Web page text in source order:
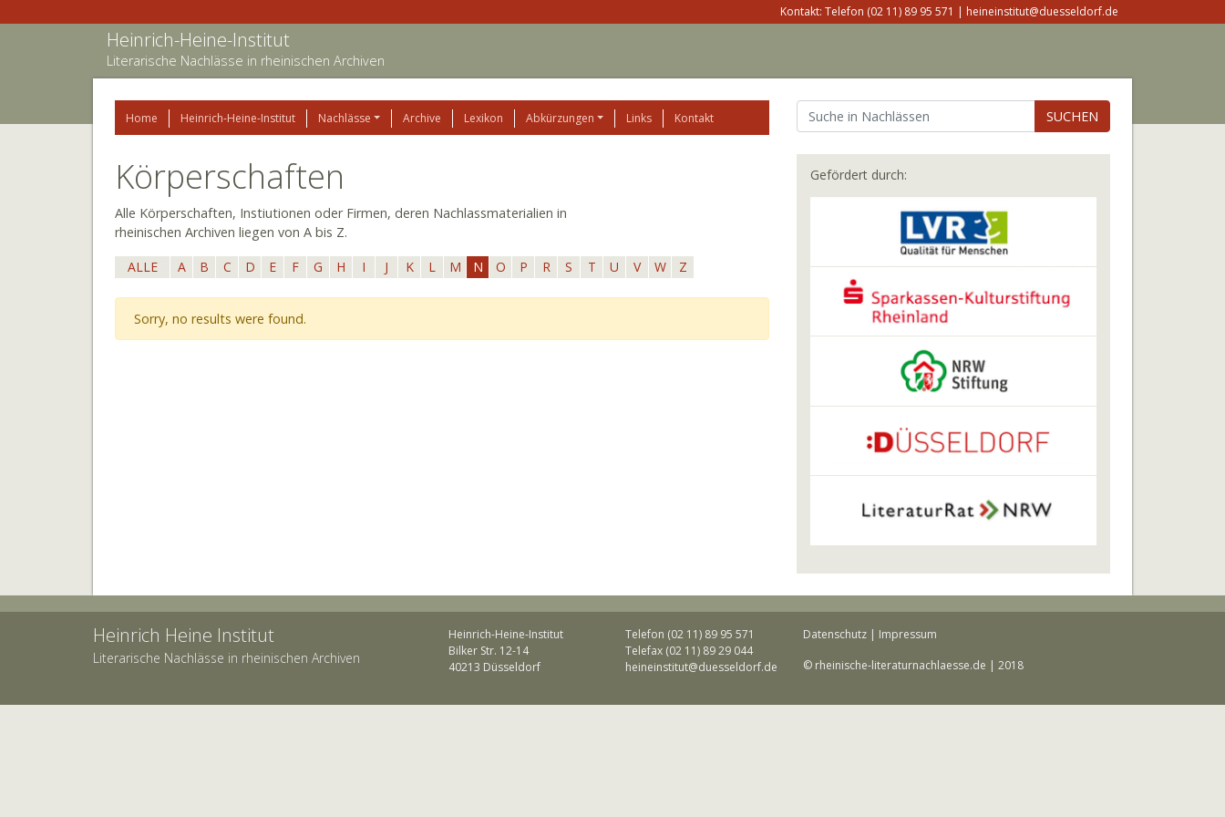
Kontakt: Telefon (02 11) 89 95 571 | heineinstitut@duesseldorf.de
Heinrich-Heine-Institut
Literarische Nachlässe in rheinischen Archiven
Home Heinrich-Heine-Institut Nachlässe Archive Lexikon Abkürzungen Links Kontakt
Körperschaften
Alle Körperschaften, Instiutionen oder Firmen, deren Nachlassmaterialien in
rheinischen Archiven liegen von A bis Z.
ALLE
A B C D E F G H I J K L M N O P R S T U V W Z
Sorry, no results were found.
SUCHEN
Gefördert durch:
Heinrich Heine Institut
Literarische Nachlässe in rheinischen Archiven
Heinrich-Heine-Institut
Bilker Str. 12-14
40213 Düsseldorf
Telefon (02 11) 89 95 571
Telefax (02 11) 89 29 044
heineinstitut@duesseldorf.de
Datenschutz| Impressum
© rheinische-literaturnachlaesse.de | 2018